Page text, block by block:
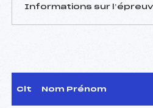
Informations sur
Délégué Technique :
D.T Adjoint :
Clt Nom Prénom